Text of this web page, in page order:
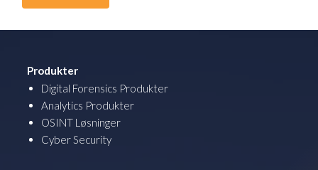
Produkter
Digital Forensics Produkter
Analytics Produkter
OSINT Løsninger
Cyber Security